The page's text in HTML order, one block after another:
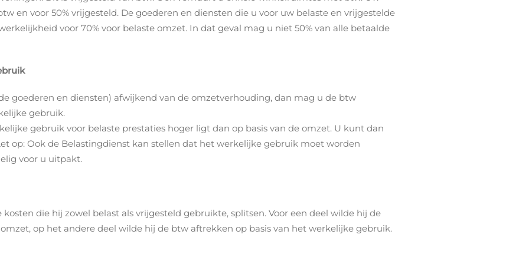
en voor 50% vrijgesteld. De goederen en diensten die u voor uw belaste en vrijgestelde
voor 70% voor belaste omzet. In dat geval mag u niet 50% van alle betaalde
goederen en diensten) afwijkend van de omzetverhouding, dan mag u de btw
gebruik.
gebruik voor belaste prestaties hoger ligt dan op basis van de omzet. U kunt dan
op: Ook de Belastingdienst kan stellen dat het werkelijke gebruik moet worden
voor u uitpakt.
die hij zowel belast als vrijgesteld gebruikte, splitsen. Voor een deel wilde hij de
op het andere deel wilde hij de btw aftrekken op basis van het werkelijke gebruik.